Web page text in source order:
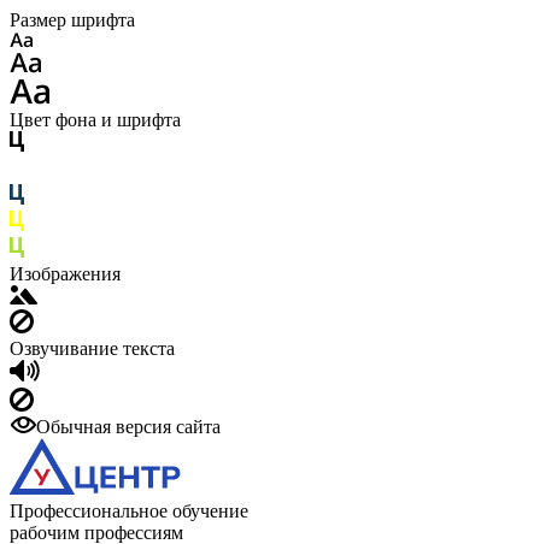
Размер шрифта
Цвет фона и шрифта
Изображения
Озвучивание текста
Обычная версия сайта
Профессиональное обучение
рабочим профессиям